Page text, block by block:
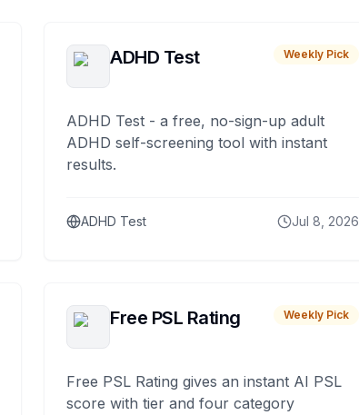
ADHD Test Weekly Pick
ADHD Test - a free, no-sign-up adult
ADHD self-screening tool with instant
results.
ADHD Test Jul 8, 2026
Free PSL Rating Weekly Pick
Free PSL Rating gives an instant AI PSL
score with tier and four category